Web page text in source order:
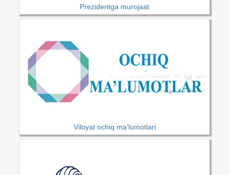
Prezidentga murojaat
Viloyat ochiq ma'lumotlari